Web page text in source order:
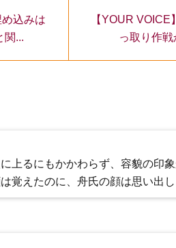
込みは
関...
【YOUR
っ取り作
上るにもかかわらず、容貌の印象
覚えたのに、舟氏の顔は思い出し